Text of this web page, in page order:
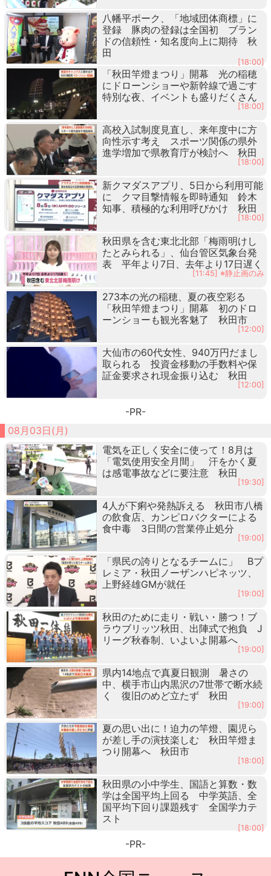
八幡平ポーク、「地域団体商標」に
登録 豚肉の登録は全国初 ブラン
ドの信頼性・知名度向上に期待 秋
田
[18:00]
「秋田竿燈まつり」開幕 光の稲穂
にドローンショーや新幹線で過ごす
特別な夜、イベントも盛りだくさん
[18:00]
高校入試制度見直し、来年度中に方
向性示す考え スポーツ関係の県外
進学増加で県教育庁が検討へ 秋田
[18:00]
新クマダスアプリ、5日から利用可能
に クマ目撃情報を即時通知 鈴木
知事、積極的な利用呼びかけ 秋田
[18:00]
秋田県を含む東北北部「梅雨明けし
たとみられる」、仙台管区気象台発
表 平年より7日、去年より17日遅く
[11:45] ※静止画のみ
273本の光の稲穂、夏の夜空彩る
「秋田竿燈まつり」開幕 初のドロ
ーンショーも観光客魅了 秋田市
[12:00]
大仙市の60代女性、940万円だまし
取られる 投資金移動の手数料や保
証金要求され現金振り込む 秋田
[12:00]
-PR-
08月03日(月)
電気を正しく安全に使って！8月は
「電気使用安全月間」 汗をかく夏
は感電事故などに要注意 秋田
[19:30]
4人が下痢や発熱訴える 秋田市八橋
の飲食店、カンピロバクターによる
食中毒 3日間の営業停止処分
[19:00]
「県民の誇りとなるチームに」 Bプ
レミア・秋田ノーザンハピネッツ、
上野経雄GMが就任
[19:00]
秋田のために走り・戦い・勝つ！ブ
ラウブリッツ秋田、出陣式で抱負 J
リーグ秋春制、いよいよ開幕へ
[19:00]
県内14地点で真夏日観測 暑さの
中、横手市山内黒沢の7世帯で断水続
く 復旧のめど立たず 秋田
[19:00]
夏の思い出に！迫力の竿燈、園児ら
が差し手の演技楽しむ 秋田竿燈ま
つり開幕へ 秋田市
[18:00]
秋田県の小中学生、国語と算数・数
学は全国平均上回る 中学英語、全
国平均下回り課題残す 全国学力テ
スト
[18:00]
-PR-